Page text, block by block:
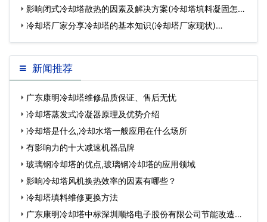
么办)…
影响闭式冷却塔散热的因素及解决方案(冷却塔填料凝固怎么
拆除)…
冷却塔厂家分享冷却塔的基本知识(冷却塔厂家现状)…
新闻推荐
广东康明冷却塔维修品质保证、售后无忧
冷却塔蒸发式冷凝器原理及优势介绍
冷却塔是什么,冷却水塔一般应用在什么场所
有影响力的十大减速机器品牌
玻璃钢冷却塔的优点,玻璃钢冷却塔的应用领域
影响冷却塔风机换热效率的因素有哪些？
冷却塔填料维修更换方法
广东康明冷却塔中标深圳顺络电子股份有限公司节能改造工